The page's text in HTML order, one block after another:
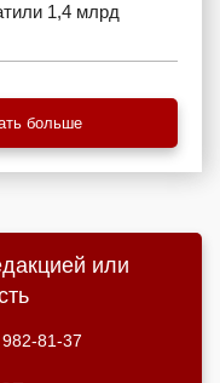
1,4 млрд
больше
или
81-37